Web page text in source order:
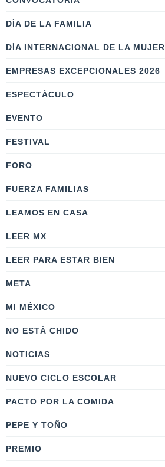
DÍA DE LA FAMILIA
DÍA INTERNACIONAL DE LA MUJER
EMPRESAS EXCEPCIONALES 2026
ESPECTÁCULO
EVENTO
FESTIVAL
FORO
FUERZA FAMILIAS
LEAMOS EN CASA
LEER MX
LEER PARA ESTAR BIEN
META
MI MÉXICO
NO ESTÁ CHIDO
NOTICIAS
NUEVO CICLO ESCOLAR
PACTO POR LA COMIDA
PEPE Y TOÑO
PREMIO